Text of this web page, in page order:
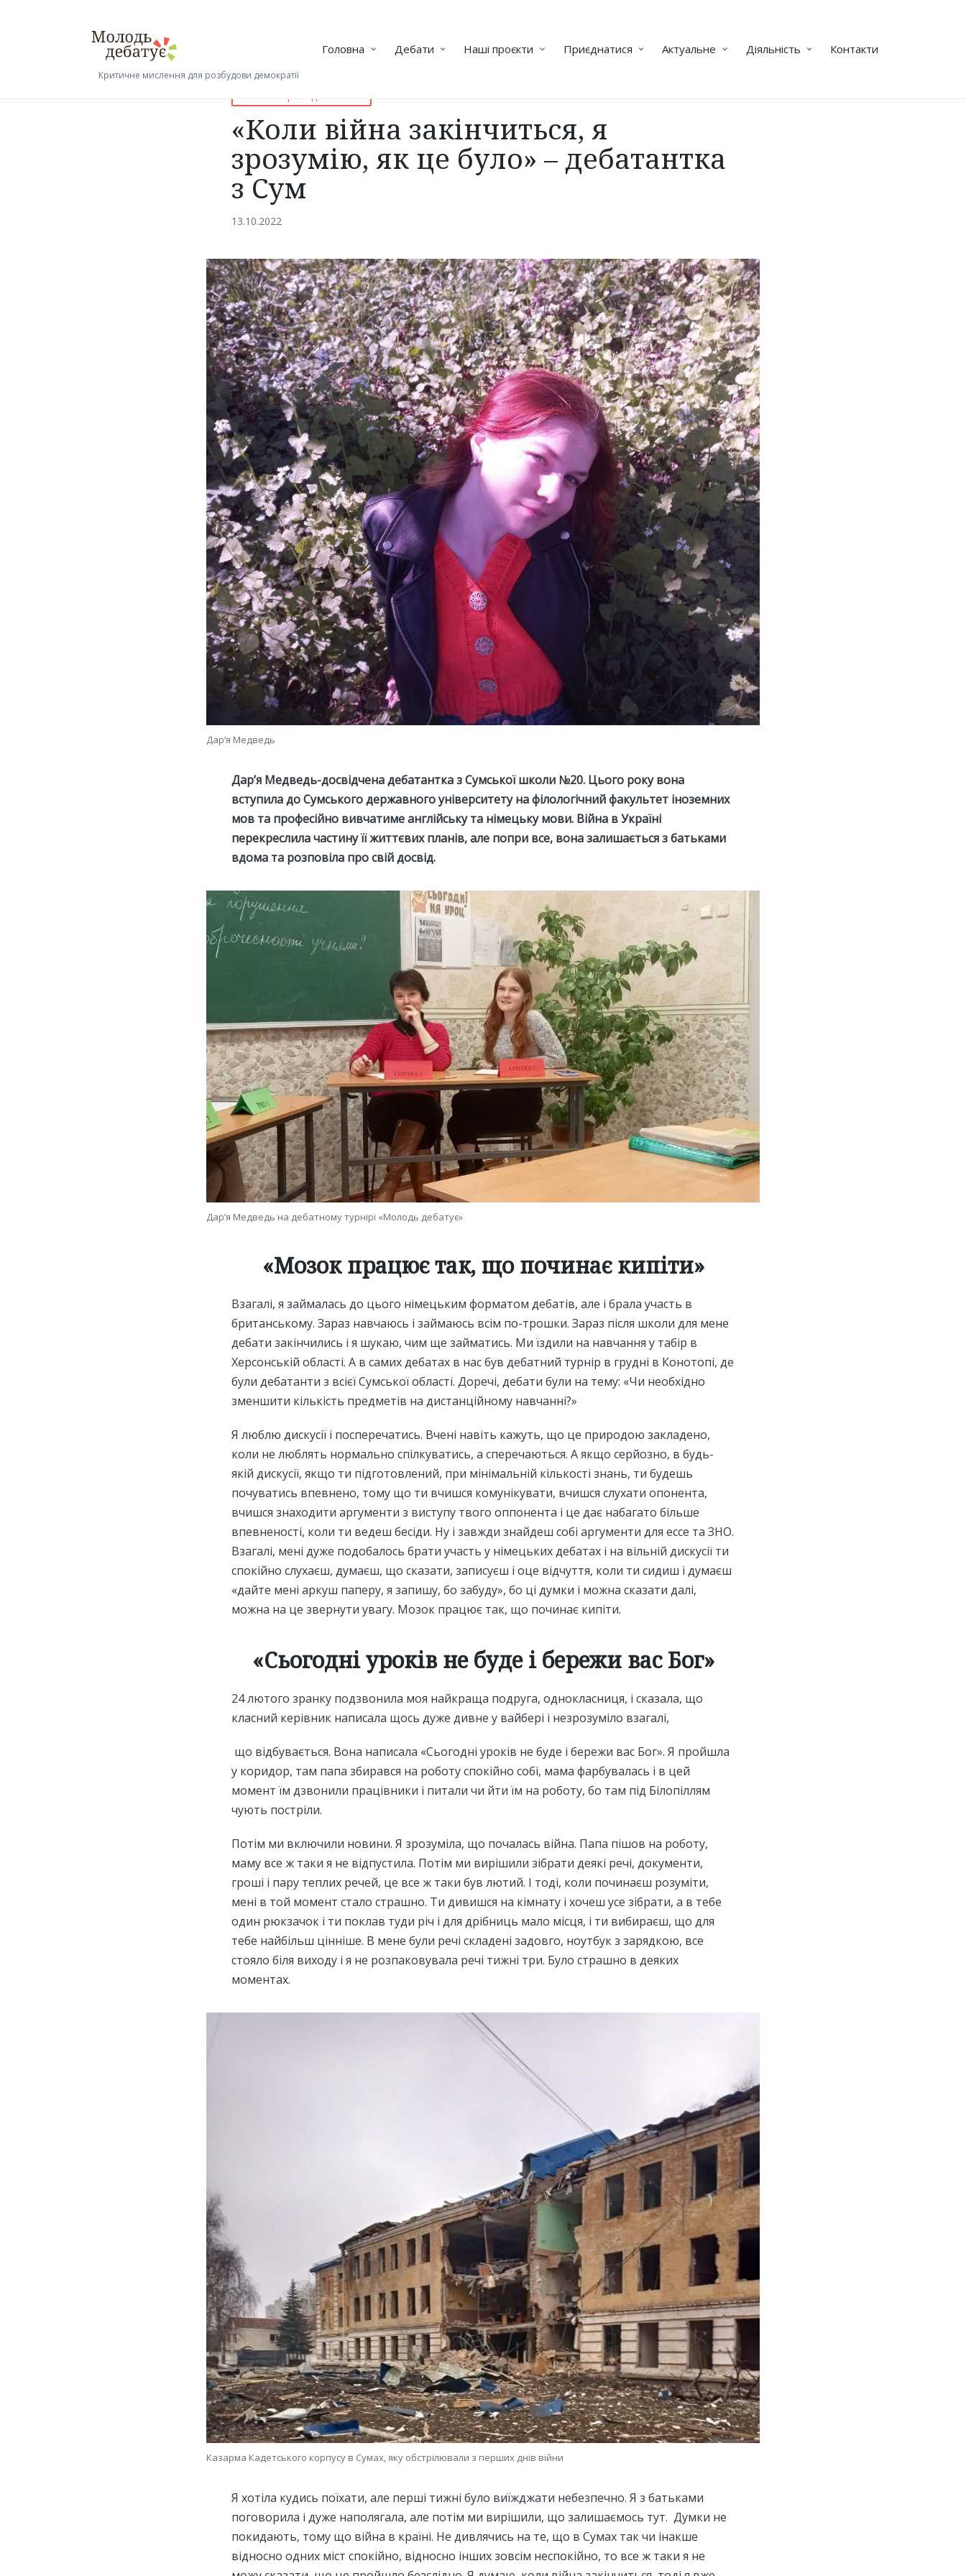
Критичне мислення для розбудови демократії
Головна Дебати Наші проєкти Приєднатися Актуальне Діяльність Контакти
in
«Коли війна закінчиться, я
зрозумію, як це було» – дебатантка
з Сум
13.10.2022
Дар’я Медведь
Дар’я Медведь-досвідчена дебатантка з Сумської школи №20. Цього року вона
вступила до Сумського державного університету на філологічний факультет іноземних
мов та професійно вивчатиме англійську та німецьку мови. Війна в Україні
перекреслила частину її життєвих планів, але попри все, вона залишається з батьками
вдома та розповіла про свій досвід.
Дар’я Медведь на дебатному турнірі «Молодь дебатує»
«Мозок працює так, що починає кипіти»
Взагалі, я займалась до цього німецьким форматом дебатів, але і брала участь в
британському. Зараз навчаюсь і займаюсь всім по-трошки. Зараз після школи для мене
дебати закінчились і я шукаю, чим ще займатись. Ми їздили на навчання у табір в
Херсонській області. А в самих дебатах в нас був дебатний турнір в грудні в Конотопі, де
були дебатанти з всієї Сумської області. Доречі, дебати були на тему: «Чи необхідно
зменшити кількість предметів на дистанційному навчанні?»
Я люблю дискусії і посперечатись. Вчені навіть кажуть, що це природою закладено,
коли не люблять нормально спілкуватись, а сперечаються. А якщо серйозно, в будь-
якій дискусії, якщо ти підготовлений, при мінімальній кількості знань, ти будешь
почуватись впевнено, тому що ти вчишся комунікувати, вчишся слухати опонента,
вчишся знаходити аргументи з виступу твого оппонента і це дає набагато більше
впевненості, коли ти ведеш бесіди. Ну і завжди знайдеш собі аргументи для ессе та ЗНО.
Взагалі, мені дуже подобалось брати участь у німецьких дебатах і на вільній дискусії ти
спокійно слухаєш, думаєш, що сказати, записуєш і оце відчуття, коли ти сидиш і думаєш
«дайте мені аркуш паперу, я запишу, бо забуду», бо ці думки і можна сказати далі,
можна на це звернути увагу. Мозок працює так, що починає кипіти.
«Сьогодні уроків не буде і бережи вас Бог»
24 лютого зранку подзвонила моя найкраща подруга, однокласниця, і сказала, що
класний керівник написала щось дуже дивне у вайбері і незрозуміло взагалі,
що відбувається. Вона написала «Сьогодні уроків не буде і бережи вас Бог». Я пройшла
у коридор, там папа збирався на роботу спокійно собі, мама фарбувалась і в цей
момент їм дзвонили працівники і питали чи йти їм на роботу, бо там під Білопіллям
чують постріли.
Потім ми включили новини. Я зрозуміла, що почалась війна. Папа пішов на роботу,
маму все ж таки я не відпустила. Потім ми вирішили зібрати деякі речі, документи,
гроші і пару теплих речей, це все ж таки був лютий. І тоді, коли починаєш розуміти,
мені в той момент стало страшно. Ти дивишся на кімнату і хочеш усе зібрати, а в тебе
один рюкзачок і ти поклав туди річ і для дрібниць мало місця, і ти вибираєш, що для
тебе найбільш цінніше. В мене були речі складені задовго, ноутбук з зарядкою, все
стояло біля виходу і я не розпаковувала речі тижні три. Було страшно в деяких
моментах.
Казарма Кадетського корпусу в Сумах, яку обстрілювали з перших днів війни
Я хотіла кудись поїхати, але перші тижні було виїжджати небезпечно. Я з батьками
поговорила і дуже наполягала, але потім ми вирішили, що залишаємось тут. Думки не
покидають, тому що війна в країні. Не дивлячись на те, що в Сумах так чи інакше
відносно одних міст спокійно, відносно інших зовсім неспокійно, то все ж таки я не